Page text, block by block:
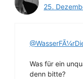
25.
Was für ein
denn bitte?